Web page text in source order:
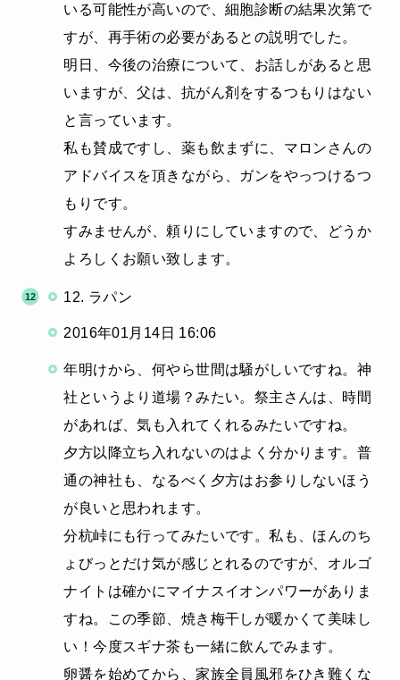
いる可能性が高いので、細胞診断の結果次第で
すが、再手術の必要があるとの説明でした。
明日、今後の治療について、お話しがあると思
いますが、父は、抗がん剤をするつもりはない
と言っています。
私も賛成ですし、薬も飲まずに、マロンさんの
アドバイスを頂きながら、ガンをやっつけるつ
もりです。
すみませんが、頼りにしていますので、どうか
よろしくお願い致します。
12. ラパン
2016年01月14日 16:06
年明けから、何やら世間は騒がしいですね。神
社というより道場？みたい。祭主さんは、時間
があれば、気も入れてくれるみたいですね。
夕方以降立ち入れないのはよく分かります。普
通の神社も、なるべく夕方はお参りしないほう
が良いと思われます。
分杭峠にも行ってみたいです。私も、ほんのち
ょびっとだけ気が感じとれるのですが、オルゴ
ナイトは確かにマイナスイオンパワーがありま
すね。この季節、焼き梅干しが暖かくて美味し
い！今度スギナ茶も一緒に飲んでみます。
卵醤を始めてから、家族全員風邪をひき難くな